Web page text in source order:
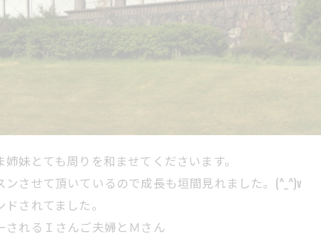
妹とても周りを和ませてくださいます。
させて頂いているので成長も垣間見れました。(^_^)v
されてました。
されるＩさんご夫婦とＭさん